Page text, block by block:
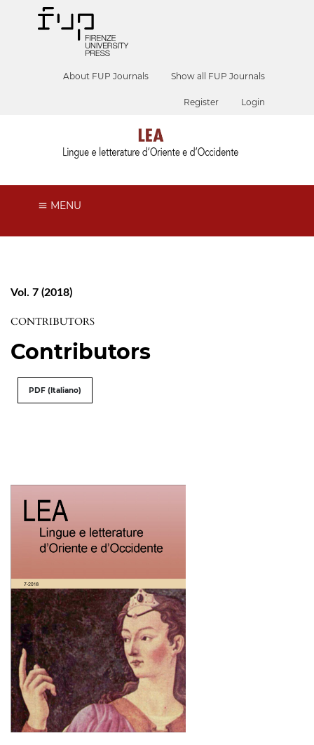
About FUP Journals Show all FUP Journals
Register Login
MENU
Vol. 7 (2018)
CONTRIBUTORS
Contributors
PDF (Italiano)